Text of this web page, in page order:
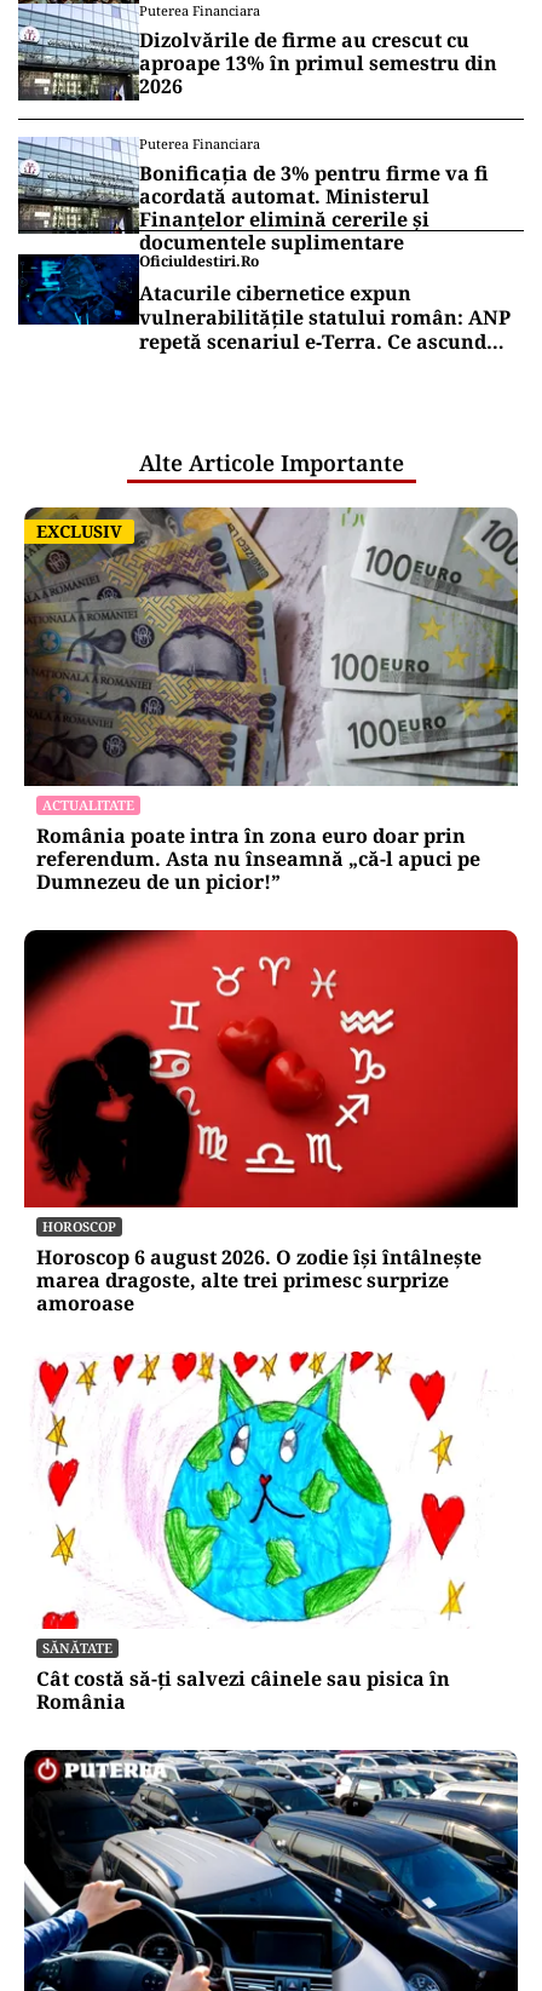
Puterea Financiara
Dizolvările de firme au crescut cu
aproape 13% în primul semestru din
2026
Puterea Financiara
Bonificația de 3% pentru firme va fi
acordată automat. Ministerul
Finanțelor elimină cererile și
documentele suplimentare
Oficiuldestiri.ro
Atacurile cibernetice expun
vulnerabilitățile statului român: ANP
repetă scenariul e‑Terra. Ce ascund
Alte Articole Importante
EXCLUSIV
EXCLUSIV
ACTUALITATE
România poate intra în zona euro doar prin
referendum. Asta nu înseamnă „că-l apuci pe
Dumnezeu de un picior!”
HOROSCOP
Horoscop 6 august 2026. O zodie își întâlnește
marea dragoste, alte trei primesc surprize
amoroase
SĂNĂTATE
Cât costă să-ți salvezi câinele sau pisica în
România